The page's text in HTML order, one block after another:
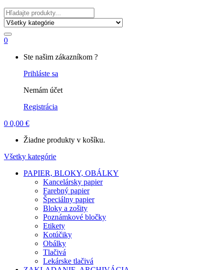
Hľadať
0
Ste našim zákazníkom ?
Prihláste sa
Nemám účet
Registrácia
0 0,00 €
Žiadne produkty v košíku.
Všetky kategórie
PAPIER, BLOKY, OBÁLKY
Kancelársky papier
Farebný papier
Špeciálny papier
Bloky a zošity
Poznámkové bločky
Etikety
Kotúčiky
Obálky
Tlačivá
Lekárske tlačivá